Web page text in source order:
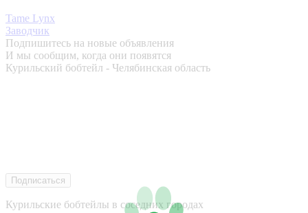
Tame Lynx
Заводчик
Подпишитесь на новые объявления
И мы сообщим, когда они появятся
Курильский бобтейл - Челябинская область
Подписаться
Курильские бобтейлы в соседних городах